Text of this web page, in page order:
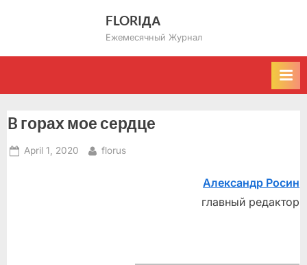
FLORIДА
Ежемесячный Журнал
B горах мое сердце
Posted
April 1, 2020 By
florus
Александр Росин
главный редактор